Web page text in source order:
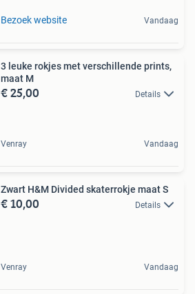
Bezoek website Vandaag
3 leuke rokjes met verschillende prints,
maat M
€ 25,00 Details
Venray Vandaag
Zwart H&M Divided skaterrokje maat S
€ 10,00 Details
Venray Vandaag